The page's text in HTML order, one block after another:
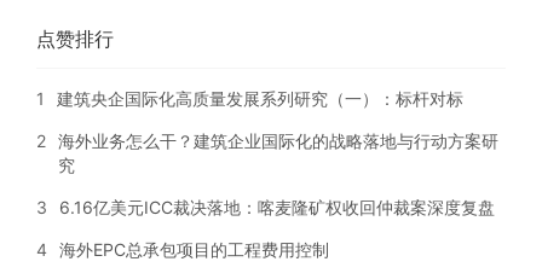
点赞排行
1 建筑央企国际化高质量发展系列研究（一）：标杆对标
2 海外业务怎么干？建筑企业国际化的战略落地与行动方案研
究
3 6.16亿美元ICC裁决落地：喀麦隆矿权收回仲裁案深度复盘
4 海外EPC总承包项目的工程费用控制